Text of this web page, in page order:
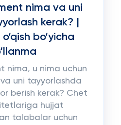
nima va uni
kerak? |
bo‘yicha
nima, u nima uchun
uni tayyorlashda
berish kerak? Chet
hujjat
talabalar uchun